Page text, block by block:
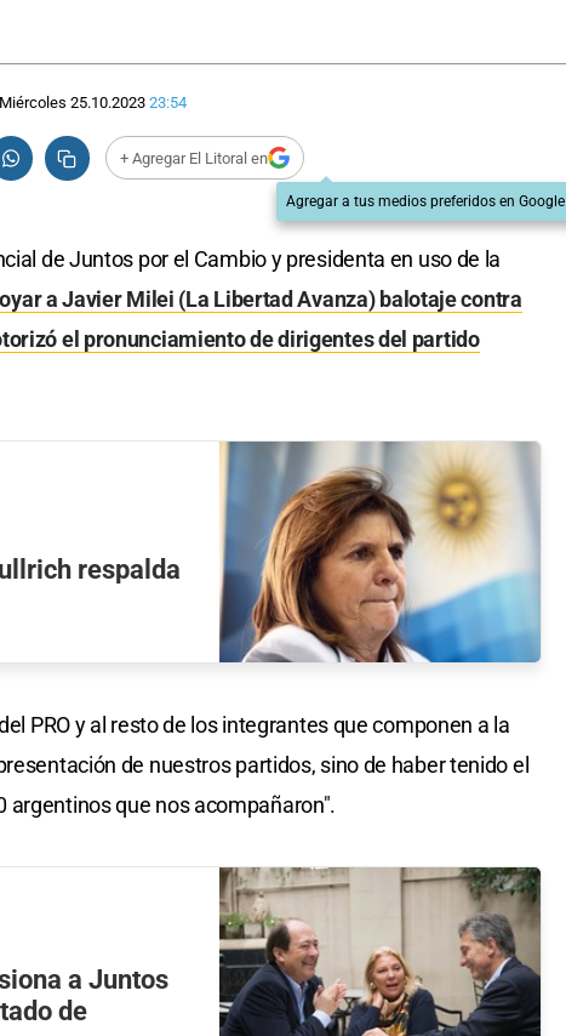
Miércoles 25.10.2023 23:54
+ Agregar El Litoral en
Agregar a tus medios preferidos en Google
de Juntos por el Cambio y presidenta en uso de la
a Javier Milei (La Libertad Avanza) balotaje contra
el pronunciamiento de dirigentes del partido
respalda
PRO y al resto de los integrantes que componen a la
de nuestros partidos, sino de haber tenido el
argentinos que nos acompañaron".
a Juntos
de